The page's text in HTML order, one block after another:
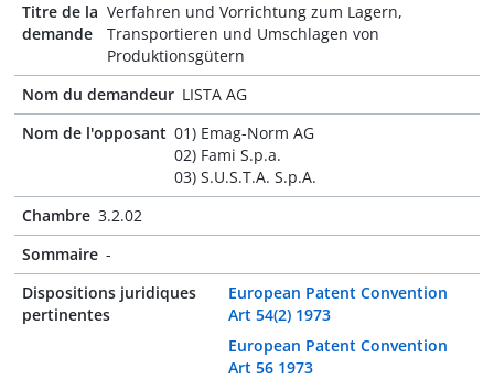
Titre de la
demande
Verfahren und Vorrichtung zum Lagern,
Transportieren und Umschlagen von
Produktionsgütern
Nom du demandeur LISTA AG
Nom de l'opposant 01) Emag-Norm AG
02) Fami S.p.a.
03) S.U.S.T.A. S.p.A.
Chambre 3.2.02
Sommaire -
Dispositions juridiques
pertinentes
European Patent Convention
Art 54(2) 1973
European Patent Convention
Art 56 1973